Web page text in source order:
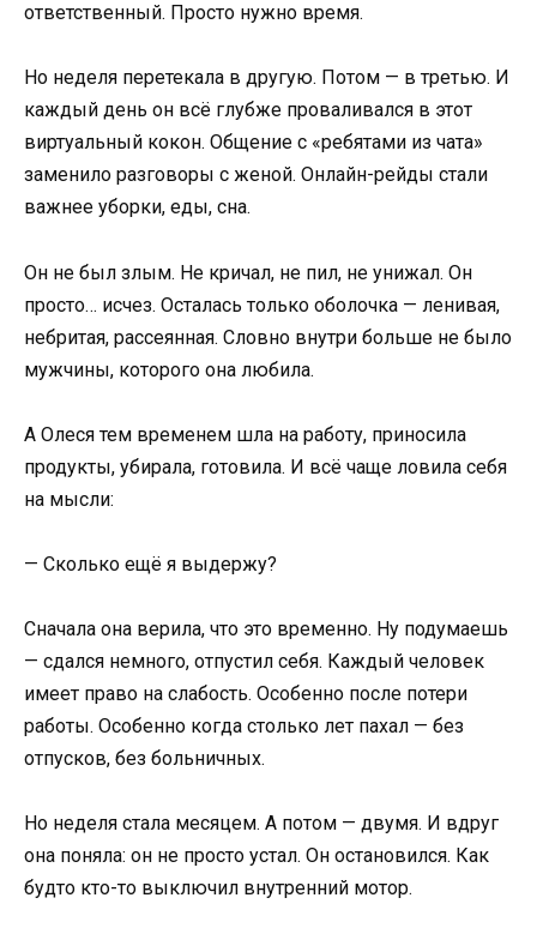
ответственный. Просто нужно время.
Но неделя перетекала в другую. Потом — в третью. И
каждый день он всё глубже проваливался в этот
виртуальный кокон. Общение с «ребятами из чата»
заменило разговоры с женой. Онлайн-рейды стали
важнее уборки, еды, сна.
Он не был злым. Не кричал, не пил, не унижал. Он
просто… исчез. Осталась только оболочка — ленивая,
небритая, рассеянная. Словно внутри больше не было
мужчины, которого она любила.
А Олеся тем временем шла на работу, приносила
продукты, убирала, готовила. И всё чаще ловила себя
на мысли:
— Сколько ещё я выдержу?
Сначала она верила, что это временно. Ну подумаешь
— сдался немного, отпустил себя. Каждый человек
имеет право на слабость. Особенно после потери
работы. Особенно когда столько лет пахал — без
отпусков, без больничных.
Но неделя стала месяцем. А потом — двумя. И вдруг
она поняла: он не просто устал. Он остановился. Как
будто кто-то выключил внутренний мотор.